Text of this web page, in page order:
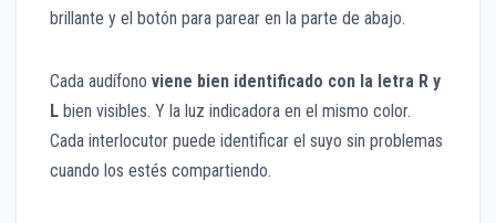
brillante y el botón para parear en la parte de abajo.
Cada audífono viene bien identificado con la letra R y
L bien visibles. Y la luz indicadora en el mismo color.
Cada interlocutor puede identificar el suyo sin problemas
cuando los estés compartiendo.